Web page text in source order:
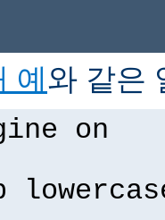
예와 같은
on